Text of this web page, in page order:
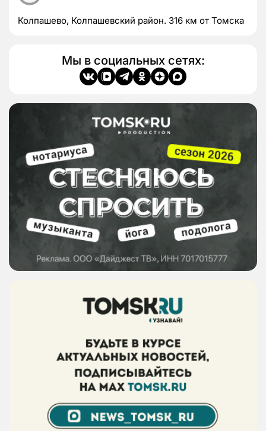
Колпашево, Колпашевский район. 316 км от Томска
Мы в социальных сетях: